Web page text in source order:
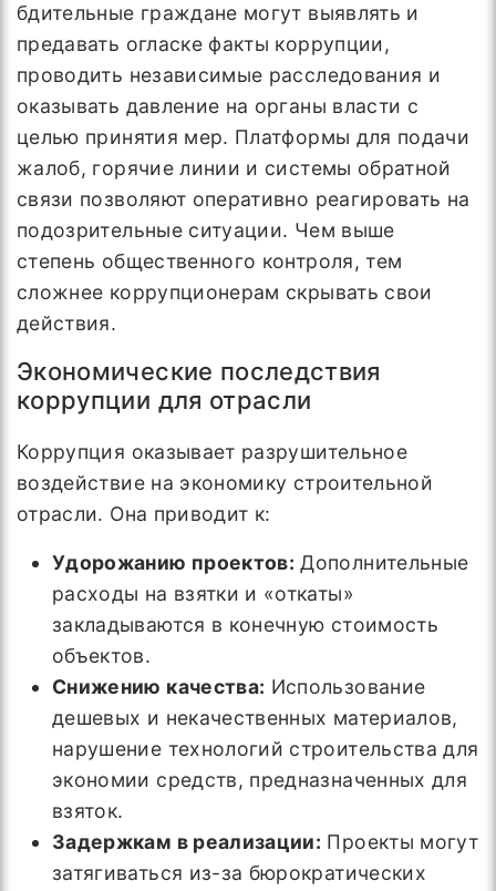
бдительные граждане могут выявлять и
предавать огласке факты коррупции,
проводить независимые расследования и
оказывать давление на органы власти с
целью принятия мер. Платформы для подачи
жалоб, горячие линии и системы обратной
связи позволяют оперативно реагировать на
подозрительные ситуации. Чем выше
степень общественного контроля, тем
сложнее коррупционерам скрывать свои
действия.
Экономические последствия
коррупции для отрасли
Коррупция оказывает разрушительное
воздействие на экономику строительной
отрасли. Она приводит к:
Удорожанию проектов: Дополнительные
расходы на взятки и «откаты»
закладываются в конечную стоимость
объектов.
Снижению качества: Использование
дешевых и некачественных материалов,
нарушение технологий строительства для
экономии средств, предназначенных для
взяток.
Задержкам в реализации: Проекты могут
затягиваться из-за бюрократических